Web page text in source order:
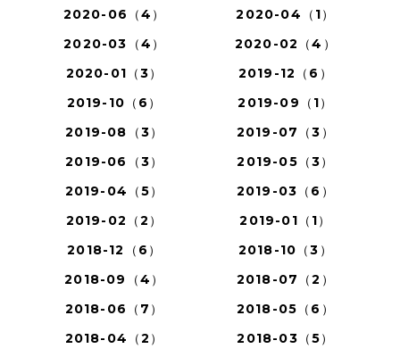
2020-06（4）
2020-04（1）
2020-03（4）
2020-02（4）
2020-01（3）
2019-12（6）
2019-10（6）
2019-09（1）
2019-08（3）
2019-07（3）
2019-06（3）
2019-05（3）
2019-04（5）
2019-03（6）
2019-02（2）
2019-01（1）
2018-12（6）
2018-10（3）
2018-09（4）
2018-07（2）
2018-06（7）
2018-05（6）
2018-04（2）
2018-03（5）